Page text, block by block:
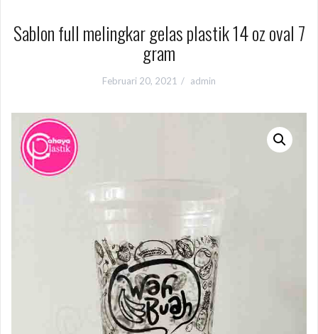
Sablon full melingkar gelas plastik 14 oz oval 7
gram
Februari 20, 2021 admin